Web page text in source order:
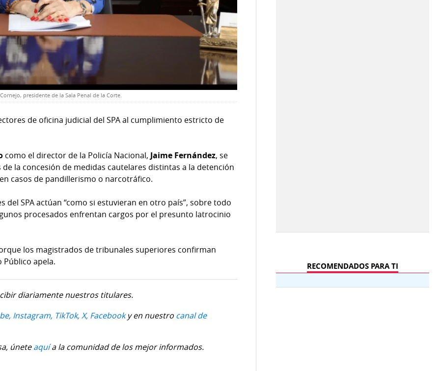
presidente de la Sala Penal de la Corte.
de oficina judicial del SPA al cumplimiento estricto de
como el director de la Policía Nacional, Jaime Fernández, se
la concesión de medidas cautelares distintas a la detención
casos de pandillerismo o narcotráfico.
del SPA actúan “como si estuvieran en otro país”, sobre todo
procesados enfrentan cargos por el presunto latrocinio
los magistrados de tribunales superiores confirman
Público apela.
diariamente nuestros titulares.
Instagram, TikTok, X, Facebooky en nuestro canal de
úneteaquía la comunidad de los mejor informados.
RECOMENDADOS PARA TI